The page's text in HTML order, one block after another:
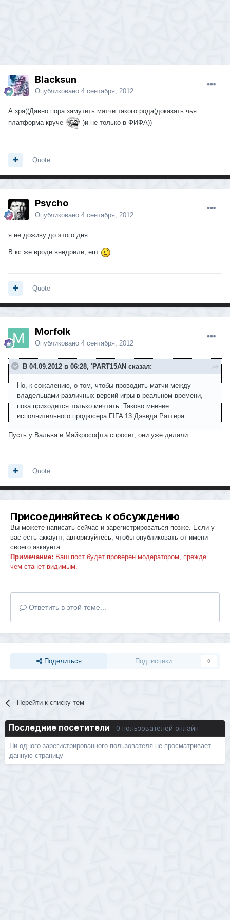
Blacksun
Опубликовано 4 сентября, 2012
А зря((Давно пора замутить матчи такого рода(доказать чья
платформа круче
)и не только в ФИФА))
Quote
Psycho
Опубликовано 4 сентября, 2012
я не доживу до этого дня.
В кс же вроде внедрили, епт
Quote
Morfolk
Опубликовано 4 сентября, 2012
В 04.09.2012 в 06:28, 'PART15AN сказал:
Но, к сожалению, о том, чтобы проводить матчи между
владельцами различных версий игры в реальном времени,
пока приходится только мечтать. Таково мнение
исполнительного продюсера FIFA 13 Дэвида Раттера.
Пусть у Вальва и Майкрософта спросит, они уже делали
Quote
Присоединяйтесь к обсуждению
Вы можете написать сейчас и зарегистрироваться позже. Если у
вас есть аккаунт, авторизуйтесь, чтобы опубликовать от имени
своего аккаунта.
Примечание: Ваш пост будет проверен модератором, прежде
чем станет видимым.
Ответить в этой теме...
Поделиться Подписчики 0
Перейти к списку тем
Последние посетители 0 пользователей онлайн
Ни одного зарегистрированного пользователя не просматривает
данную страницу